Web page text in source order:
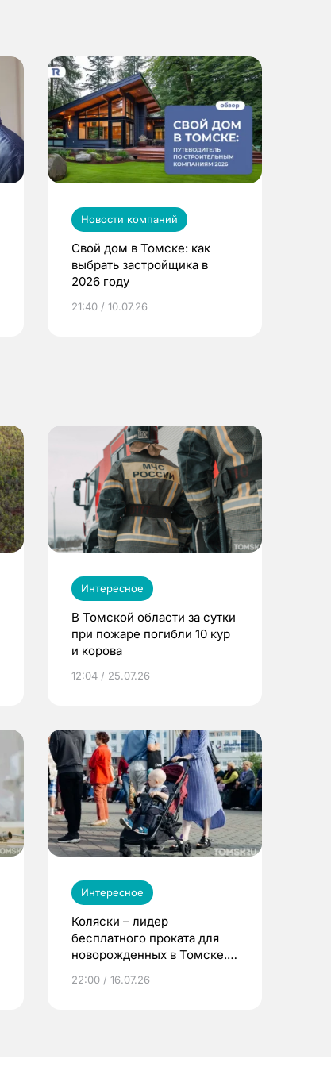
Новости компаний
Свой дом в Томске: как
выбрать застройщика в
2026 году
21:40 / 10.07.26
Интересное
В Томской области за сутки
при пожаре погибли 10 кур
и корова
12:04 / 25.07.26
Интересное
Коляски – лидер
бесплатного проката для
новорожденных в Томске.
22:00 / 16.07.26